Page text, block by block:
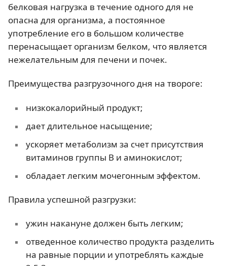
белковая нагрузка в течение одного для не
опасна для организма, а постоянное
употребление его в большом количестве
перенасыщает организм белком, что является
нежелательным для печени и почек.
Преимущества разгрузочного дня на твороге:
низкокалорийный продукт;
дает длительное насыщение;
ускоряет метаболизм за счет присутствия
витаминов группы В и аминокислот;
обладает легким мочегонным эффектом.
Правила успешной разгрузки:
ужин накануне должен быть легким;
отведенное количество продукта разделить
на равные порции и употреблять каждые